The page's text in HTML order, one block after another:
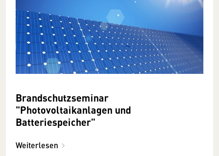
Brandschutzseminar
"Photovoltaikanlagen und
Batteriespeicher"
Weiterlesen